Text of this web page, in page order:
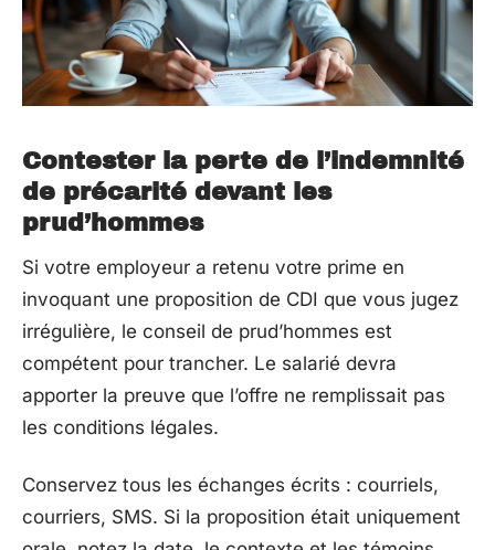
Contester la perte de l’indemnité
de précarité devant les
prud’hommes
Si votre employeur a retenu votre prime en
invoquant une proposition de CDI que vous jugez
irrégulière, le conseil de prud’hommes est
compétent pour trancher. Le salarié devra
apporter la preuve que l’offre ne remplissait pas
les conditions légales.
Conservez tous les échanges écrits : courriels,
courriers, SMS. Si la proposition était uniquement